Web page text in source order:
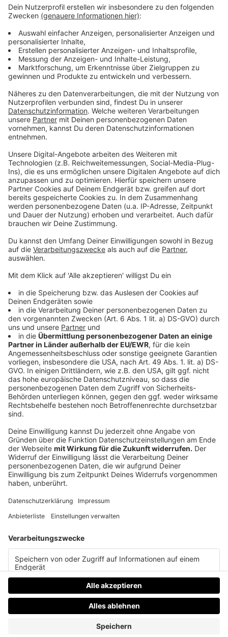
ob KI wirklich kreativ ist und was zukünftige KI-
Systeme können werden.
Herausforderungen im Mittelstand:
Einblick, wie deutsche und österreichische
Unternehmen bei der Digitalisierung und KI-
Nutzung aufgestellt sind.
Vertrauen in KI:Wie Unternehmen
Datensicherheit herstellen können und warum
KI ohne menschliche Kontrolle nie ganz
vertrauenswürdig ist.
Persönliche Entscheidungen:Christian
seine bereuten Entscheidungen im Leben und
gibt Tipps, die er heutiger Generation mitgibt.
Zukunftsausblick:Grenzen von KI – wie
menschliches Bewusstsein und Optimismus
auch in Zukunft eine Rolle spielen.
Top-KI-Tools:Die drei Tools, auf die er im
Alltag nicht mehr verzichten möchte.
Podcast „Club der Cleveren“
die über sich hinauswachsen wollen. Egal, ob du
nach Motivation im Alltag suchst, dich beruflich
weiterentwickeln willst oder einfach neugierig auf
neue Themen bist, beim Club der Cleveren bist du
goldrichtig. Vor das Mikrofon holen wir Menschen
mit lässigen Karrieren, eindrucksvollen
Fachexpertisen und coolen Geschichten.
Menschen, von denen man was lernen kann.
Menschen, die einfach clever sind.
Sei Teil unserer Community und unterstütze uns,
indem du eine Bewertung auf Spotify oder Apple
Folgt uns in der Podcast-App des Vertrauens und
lasst uns gerne 5 Sterne oder Kommentare da!
Alle Folgen findest du auch auf
www.nachrichten.at/podcastsoder ganz praktisch
in der OÖN App unter Medien.
Feedback, Ideen, Anregungen oder Interesse an
Werbepartnerschaften? Schreibt uns doch:
podcasts@nachrichten.at
DatenschutzImpressumAGBsJobsKontaktWerben